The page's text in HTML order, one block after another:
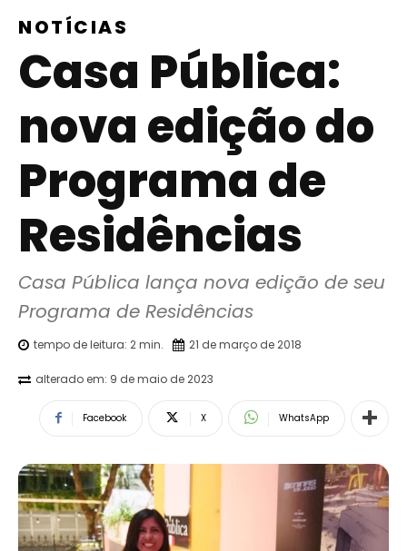
NOTÍCIAS
Casa Pública:
nova edição do
Programa de
Residências
Casa Pública lança nova edição de seu
Programa de Residências
tempo de leitura: 2min. 21 de março de 2018
alterado em: 9 de maio de 2023
Facebook X WhatsApp